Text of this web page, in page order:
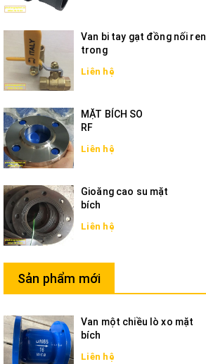
Van bi tay gạt đồng nối ren
trong
Liên hệ
MẶT BÍCH SO
RF
Liên hệ
Gioăng cao su mặt
bích
Liên hệ
Sản phẩm mới
Van một chiều lò xo mặt
bích
Liên hệ